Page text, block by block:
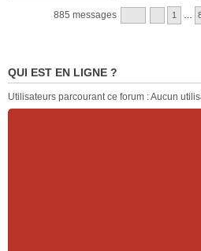
885 messages 1
QUI EST EN LIGNE ?
Utilisateurs parcourant ce forum : Aucun